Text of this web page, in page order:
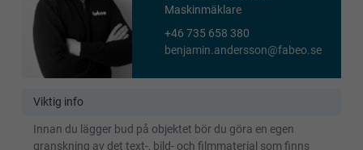
Maskinmäklare
+46 735 658 380
benjamin.andersson@fabeo.se
Viktig info
Innan du lägger bud på objektet bör du göra en egen
granskning av det text-, bild- och filmmaterial som finns